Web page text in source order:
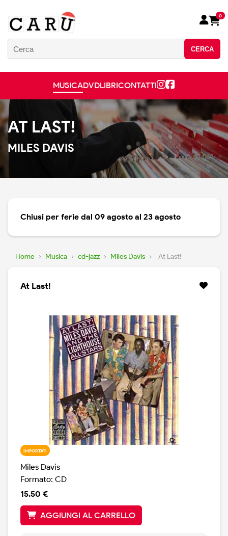
CERCA
0
MUSICADVDLIBRICONTATTI
AT LAST!
MILES DAVIS
Chiusi per ferie dal 09 agosto al 23 agosto
Home › Musica › cd-jazz › Miles Davis › At Last!
At Last!
IMPORTATI
Miles Davis
Formato: CD
15.50 €
AGGIUNGI AL CARRELLO